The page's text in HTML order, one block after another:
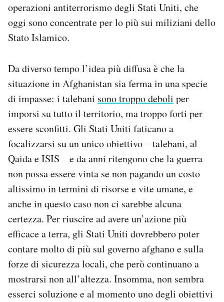
operazioni antiterrorismo degli Stati Uniti, che
oggi sono concentrate per lo più sui miliziani dello
Stato Islamico.
Da diverso tempo l’idea più diffusa è che la
situazione in Afghanistan sia ferma in una specie
di impasse: i talebani sono troppo deboli per
imporsi su tutto il territorio, ma troppo forti per
essere sconfitti. Gli Stati Uniti faticano a
focalizzarsi su un unico obiettivo – talebani, al
Qaida e ISIS – e da anni ritengono che la guerra
non possa essere vinta se non pagando un costo
altissimo in termini di risorse e vite umane, e
anche in questo caso non ci sarebbe alcuna
certezza. Per riuscire ad avere un’azione più
efficace a terra, gli Stati Uniti dovrebbero poter
contare molto di più sul governo afghano e sulla
forze di sicurezza locali, che però continuano a
mostrarsi non all’altezza. Insomma, non sembra
esserci soluzione e al momento uno degli obiettivi